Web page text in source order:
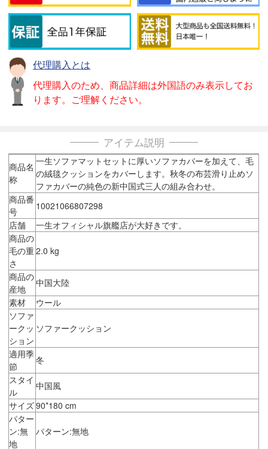
代理購入とは
代理購入のため、商品詳細は外国語のみ表示してお
ります。ご理解ください。
アイテム説明
商品名
称
一生ソファマットセットに厚いソファカバーを加えて、毛
の絨毯クッションをカバーします。秋冬の布芸滑り止めソ
ファカバーの純色の新中国式三人の組み合わせ。
商品番
号
10021066807298
店舗
一生オフィシャル旗艦店が大好きです。
商品の
毛の重
さ
2.0 kg
商品の
産地
中国大陸
素材
ウール
ソファ
ークッ
ション
ソファークッション
適用季
節
冬
スタイ
ル
中国風
サイズ90*180 cm
パター
ン:無
地
パターン:無地